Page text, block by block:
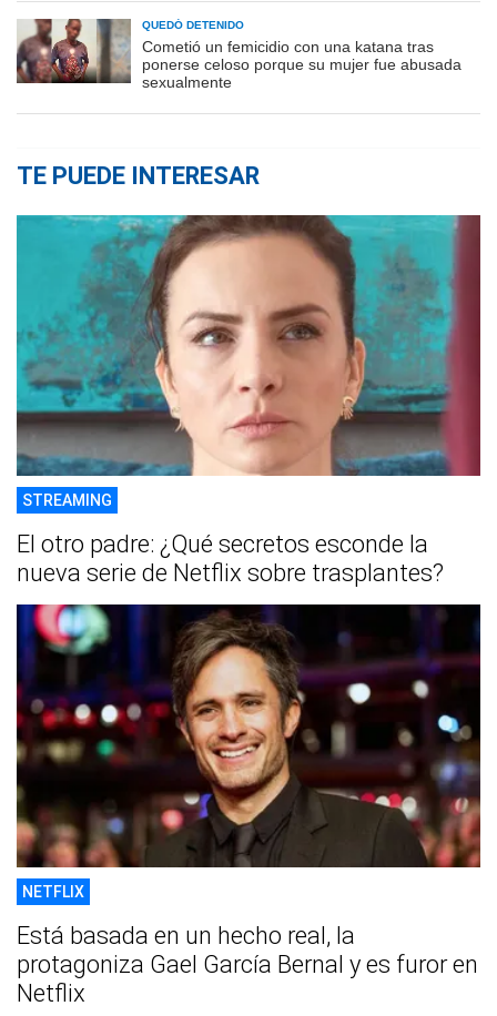
QUEDÓ DETENIDO
Cometió un femicidio con una katana tras
ponerse celoso porque su mujer fue abusada
sexualmente
TE PUEDE INTERESAR
STREAMING
El otro padre: ¿Qué secretos esconde la
nueva serie de Netflix sobre trasplantes?
NETFLIX
Está basada en un hecho real, la
protagoniza Gael García Bernal y es furor en
Netflix